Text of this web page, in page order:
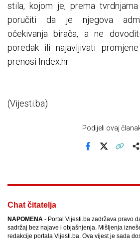
stila, kojom je, prema
poručiti da je njegova
očekivanja birača, a ne
poredak ili najavljivati
prenosi Index.hr.
(Vijesti.ba)
Podijeli ovaj
Chat čitatelja
NAPOMENA - Portal Vijesti.ba zadržava pravo
sadržaj bez najave i objašnjenja. Mišljenja
redakcije portala Vijesti.ba. Ova vijest je sada